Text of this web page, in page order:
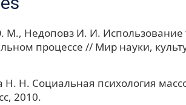
М., Недоповз И. И. Использование
процессе // Мир науки,
Н. Н. Социальная психология
2010.